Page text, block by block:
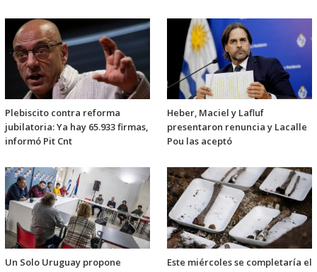
Plebiscito contra reforma
jubilatoria: Ya hay 65.933 firmas,
informó Pit Cnt
Heber, Maciel y Lafluf
presentaron renuncia y Lacalle
Pou las aceptó
Un Solo Uruguay propone
Este miércoles se completaría el